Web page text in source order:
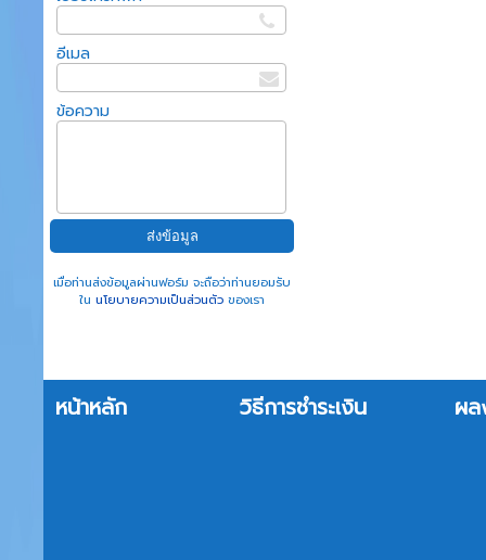
อีเมล
ข้อความ
เมื่อท่านส่งข้อมูลผ่านฟอร์ม จะถือว่าท่านยอมรับ
ใน นโยบายความเป็นส่วนตัวของเรา
หน้าหลัก วิธีการชำระเงิน ผล